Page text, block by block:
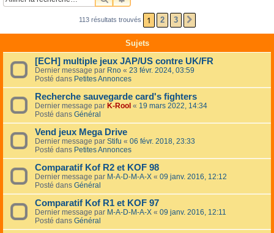
h
r
113 résultats trouvés 1 2 3
Sujets
[ECH] multiple jeux JAP/US contre UK/FR
Dernier message par Rno « 23 févr. 2024, 03:59
Posté dans Petites Annonces
Recherche sauvegarde card's fighters
Dernier message par K-Rool « 19 mars 2022, 14:34
Posté dans Général
Vend jeux Mega Drive
Dernier message par Stifu « 06 févr. 2018, 23:33
Posté dans Petites Annonces
Comparatif Kof R2 et KOF 98
Dernier message par M-A-D-M-A-X « 09 janv. 2016, 12:12
Posté dans Général
Comparatif Kof R1 et KOF 97
Dernier message par M-A-D-M-A-X « 09 janv. 2016, 12:11
Posté dans Général